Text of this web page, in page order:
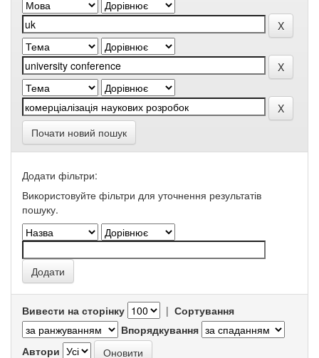
Почати новий пошук
Додати фільтри:
Використовуйте фільтри для уточнення результатів
пошуку.
Вивести на сторінку | Сортування
Впорядкування
Автори